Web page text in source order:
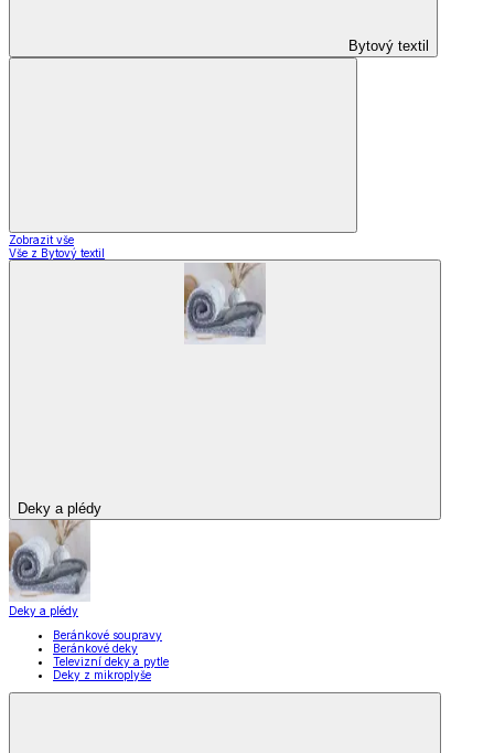
Bytový textil
Zobrazit vše
Vše z Bytový textil
Deky a plédy
Deky a plédy
Beránkové soupravy
Beránkové deky
Televizní deky a pytle
Deky z mikroplyše